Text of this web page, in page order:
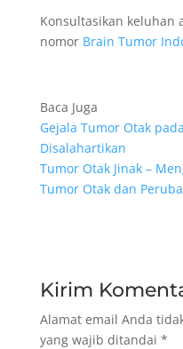
Konsultasikan keluhan
nomor Brain Tumor
Baca Juga
Gejala Tumor Otak
Disalahartikan
Tumor Otak Jinak –
Tumor Otak dan
Kirim
Alamat email Anda
yang wajib ditandai *